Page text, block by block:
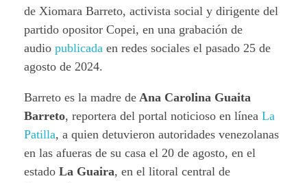
de Xiomara Barreto, activista social y dirigente del
partido opositor Copei, en una grabación de
audio publicada en redes sociales el pasado 25 de
agosto de 2024.
Barreto es la madre de Ana Carolina Guaita
Barreto, reportera del portal noticioso en línea La
Patilla, a quien detuvieron autoridades venezolanas
en las afueras de su casa el 20 de agosto, en el
estado La Guaira, en el litoral central de